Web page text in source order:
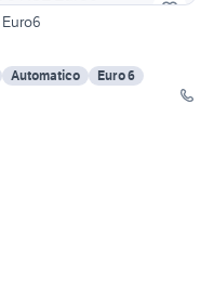
Automatico
Euro 6